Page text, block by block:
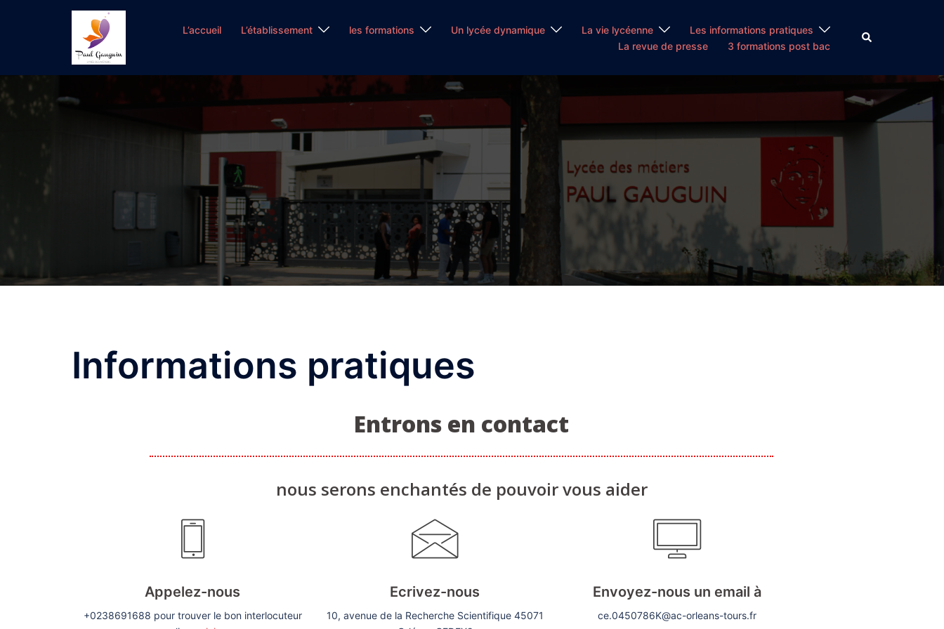
L’accueil L’établissement les formations Un lycée dynamique La vie lycéenne
Les informations pratiques
La revue de presse
3 formations post bac
Rechercher
Informations pratiques
Entrons en contact
nous serons enchantés de pouvoir vous aider
Appelez-nous
+0238691688 pour trouver le bon interlocuteur
Ecrivez-nous
10, avenue de la Recherche Scientifique 45071
Envoyez-nous un email à
ce.0450786K@ac-orleans-tours.fr